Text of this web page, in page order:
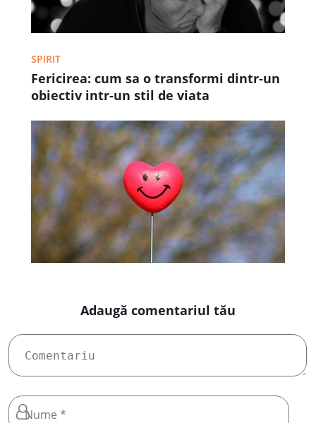
SPIRIT
Fericirea: cum sa o transformi dintr-un
obiectiv intr-un stil de viata
Adaugă comentariul tău